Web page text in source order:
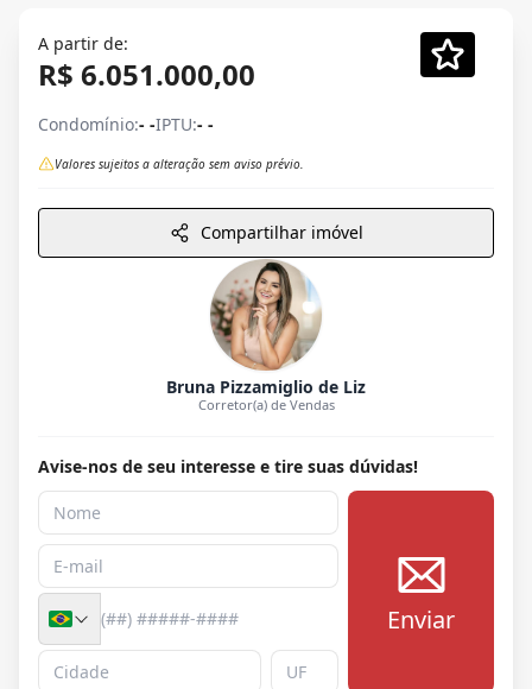
A partir de:
R$ 6.051.000,00
Condomínio:- -IPTU:- -
Valores sujeitos a alteração sem aviso prévio.
Compartilhar imóvel
Bruna Pizzamiglio de Liz
Corretor(a) de Vendas
Avise-nos de seu interesse e tire suas dúvidas!
Enviar